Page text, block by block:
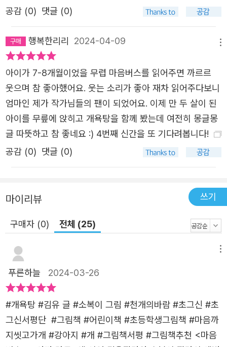
수건으로 가린 개, 때수건을 손에 끼고 수건은 머리에 두른
통해 개들의 다양한 성격을 유추할 수 있지요. 그리고 요구
르트를 하나씩 들고 목욕탕을 나서는 개들. 개운하게 씻은
몸과 마음에 달콤한 요구르트를 채우는 장면은 이 그림책의
하이라이트라 할 수 있습니다. 독자는 <개욕탕>의 배경과
등장인물들의 작은 표정 하나에도 큰 재미를 느낄 수 있을
것입니다.
공감 (0) 댓글 (0)
행복한리리 2024-04-09
아이가 7-8개월이었을 무렵 마음버스를 읽어주면 까르르
웃으며 참 좋아했어요. 웃는 소리가 좋아 재차 읽어주다보니
엄마인 제가 작가님들의 팬이 되었어요. 이제 만 두 살이 된
아이를 무릎에 앉히고 개욕탕을 함께 봤는데 여전히 몽글몽
글 따뜻하고 참 좋네요 :) 4번째 신간을 또 기다려봅니다!
공감 (0) 댓글 (0)
마이리뷰 쓰기
구매자 (0) 전체 (25)
푸른하늘 2024-03-26
#개욕탕 #김유 글 #소복이 그림 #천개의바람 #초그신 #초
그신서평단 #그림책 #어린이책 #초등학생그림책 #마음까
지씻고가개 #강아지 #개 #그림책서평 #그림책추천 <마음